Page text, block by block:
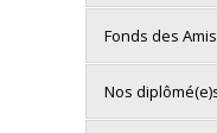
Fonds des
Nos